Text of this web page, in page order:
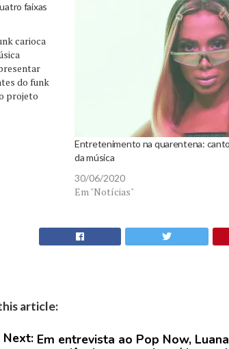
faixas
carioca
do funk
projeto
Entretenimento na quarentena:
da música
30/06/2020
Em "Notícias"
article:
Next: Em entrevista ao Pop Now,